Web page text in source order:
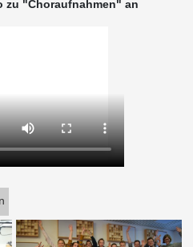
zu "Choraufnahmen" an